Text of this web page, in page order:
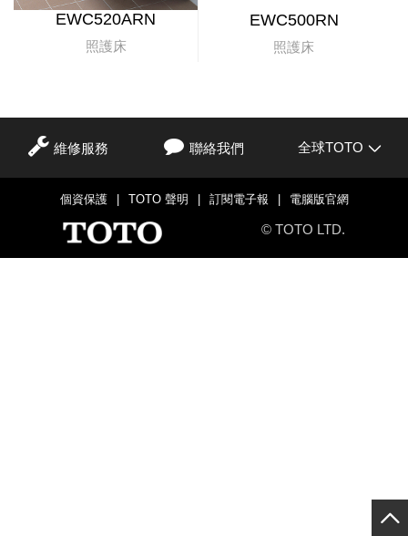
EWC520ARN
照護床
EWC500RN
照護床
維修服務 聯絡我們 全球TOTO
個資保護 TOTO 聲明 訂閱電子報 電腦版官網
© TOTO LTD.